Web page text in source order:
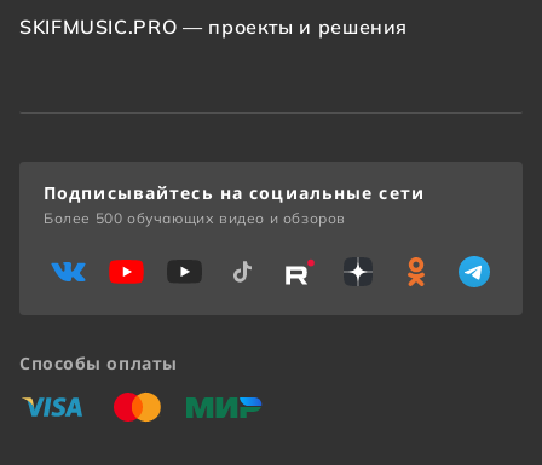
SKIFMUSIC.PRO — проекты и решения
Способы оплаты
«Виза» «Мастеркард»
«Мир»
Подписывайтесь на социальные сети
Более 500 обучающих видео и обзоров